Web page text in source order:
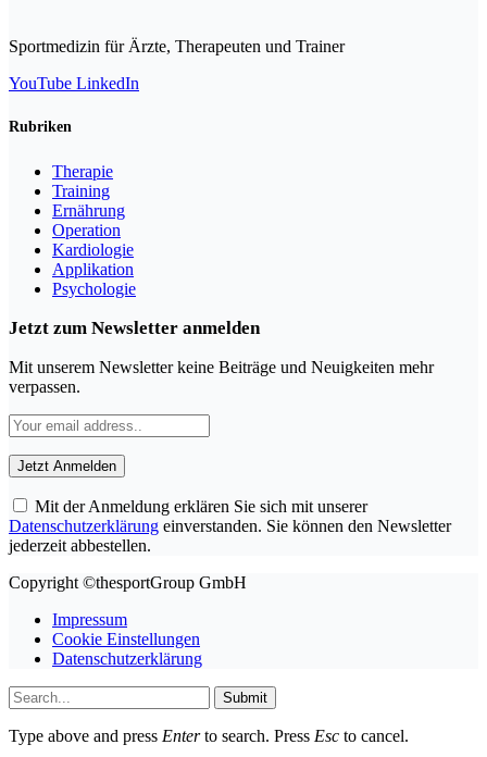
Sportmedizin für Ärzte, Therapeuten und Trainer
YouTube LinkedIn
Rubriken
Therapie
Training
Ernährung
Operation
Kardiologie
Applikation
Psychologie
Jetzt zum Newsletter anmelden
Mit unserem Newsletter keine Beiträge und Neuigkeiten mehr
verpassen.
Mit der Anmeldung erklären Sie sich mit unserer
Datenschutzerklärung einverstanden. Sie können den Newsletter
jederzeit abbestellen.
Copyright ©thesportGroup GmbH
Impressum
Cookie Einstellungen
Datenschutzerklärung
Submit
Type above and press Enterto search. Press Esc to cancel.